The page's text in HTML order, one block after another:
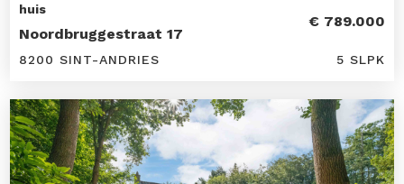
huis
Noordbruggestraat 17
€ 789.000
8200 SINT-ANDRIES 5 SLPK